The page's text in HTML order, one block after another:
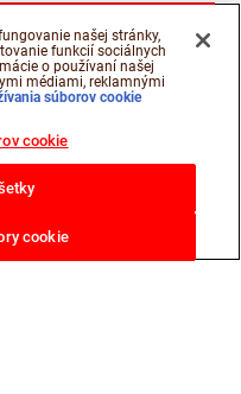
našej stránky,
funkcií sociálnych
o používaní našej
médiami, reklamnými
súborov cookie
cookie
cookie